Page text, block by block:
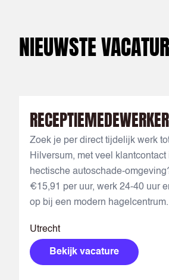
NIEUWSTE
RECEPTIEMEDEWERKER
Utrecht
Zoek je per direct tijdelijk werk
Hilversum, met veel klantcontact
hectische autoschade-
€15,91 per uur, werk 24-40 uur
op bij een modern
Bekijk vacature